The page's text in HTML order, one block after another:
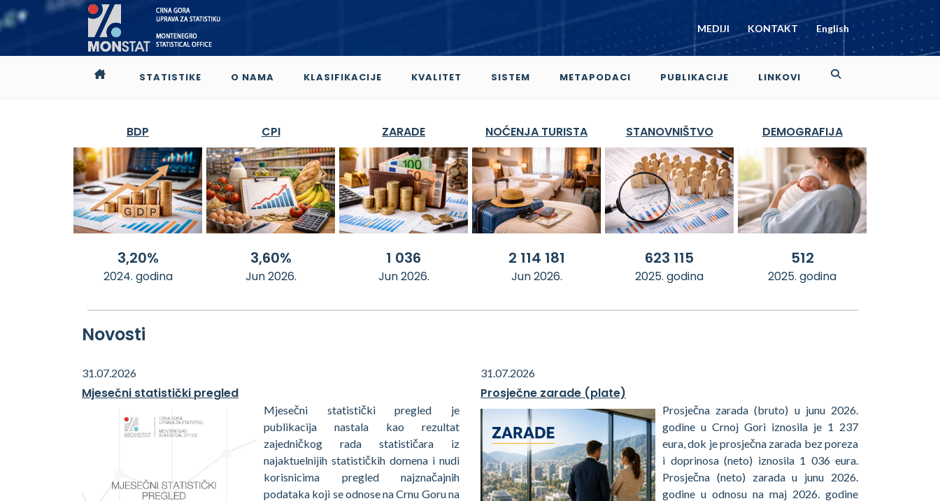
MEDIJI KONTAKT English
STATISTIKE O NAMA KLASIFIKACIJE KVALITET SISTEM METAPODACI PUBLIKACIJE LINKOVI
BDP
3,20%
2024. godina
CPI
3,60%
Jun 2026.
ZARADE
1 036
Jun 2026.
NOĆENJA TURISTA
2 114 181
Jun 2026.
STANOVNIŠTVO
623 115
2025. godina
DEMOGRAFIJA
512
2025. godina
Novosti
31.07.2026
Mjesečni statistički pregled
Mjesečni statistički pregled je
publikacija nastala kao rezultat
zajedničkog rada statističara iz
najaktuelnijih statističkih domena i nudi
korisnicima pregled najznačajnih
podataka koji se odnose na Crnu Goru na
31.07.2026
Prosječne zarade (plate)
Prosječna zarada (bruto) u junu 2026.
godine u Crnoj Gori iznosila je 1 237
eura, dok je prosječna zarada bez poreza
i doprinosa (neto) iznosila 1 036 eura.
Prosječna (neto) zarada u junu 2026.
godine u odnosu na maj 2026. godine